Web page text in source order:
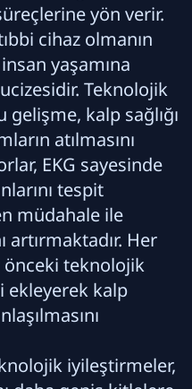
yön verir.
cihaz olmanın
yaşamına
Teknolojik
kalp sağlığı
atılmasını
EKG sayesinde
tespit
müdahale ile
artırmaktadır. Her
önceki teknolojik
ekleyerek kalp
iyileştirmeler,